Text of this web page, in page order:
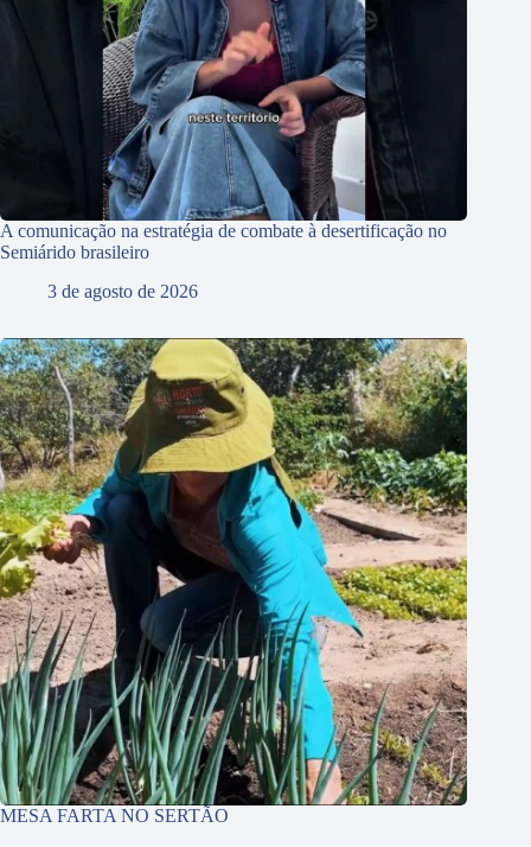
A comunicação na estratégia de combate à desertificação no
Semiárido brasileiro
3 de agosto de 2026
MESA FARTA NO SERTÃO